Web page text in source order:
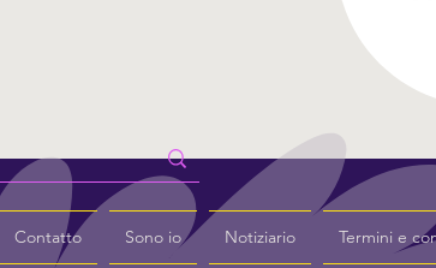
Contatto Sono io Notiziario Termini e